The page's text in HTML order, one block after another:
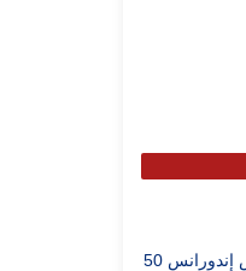
أديداس رول أون للنساء فريش إندورانس 50